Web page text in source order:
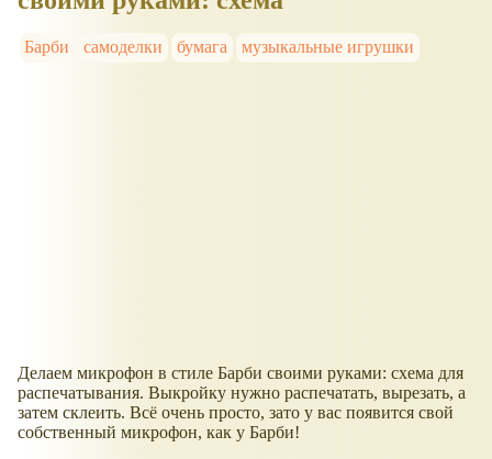
Барби самоделки бумага музыкальные игрушки
Делаем микрофон в стиле Барби своими руками: схема для
распечатывания. Выкройку нужно распечатать, вырезать, а
затем склеить. Всё очень просто, зато у вас появится свой
собственный микрофон, как у Барби!